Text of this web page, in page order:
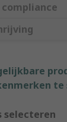
te
selecteren